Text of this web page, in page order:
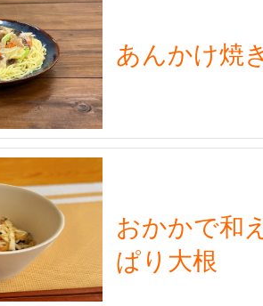
あんかけ焼
おかかで和
ぱり大根